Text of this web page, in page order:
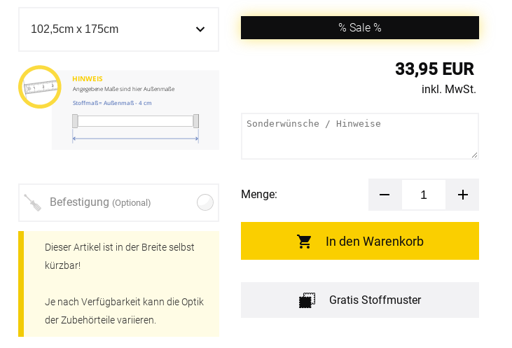
HINWEIS
Stoffmaß = Außenmaß - 4 cm
Angegebene Maße sind hier Außenmaße
Befestigung (Optional)
Dieser Artikel ist in der Breite selbst
kürzbar!
Je nach Verfügbarkeit kann die Optik
der Zubehörteile variieren.
% Sale %
33,95 EUR
inkl. MwSt.
Menge:
In den Warenkorb
Gratis Stoffmuster